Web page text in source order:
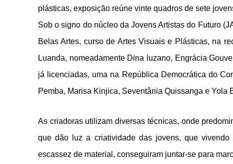
plásticas, exposição reúne vinte quadros de sete
Sob o signo do núcleo da Jovens Artistas do Futuro
Belas Artes, curso de Artes Visuais e Plásticas, na
Luanda, nomeadamente Dina luzano, Engrácia
já licenciadas, uma na República Democrática do
Pemba, Marisa Kinjica, Seventânia Quissanga e Yola
As criadoras utilizam diversas técnicas, onde
que dão luz a criatividade das jovens, que
escassez de material, conseguiram juntar-se para